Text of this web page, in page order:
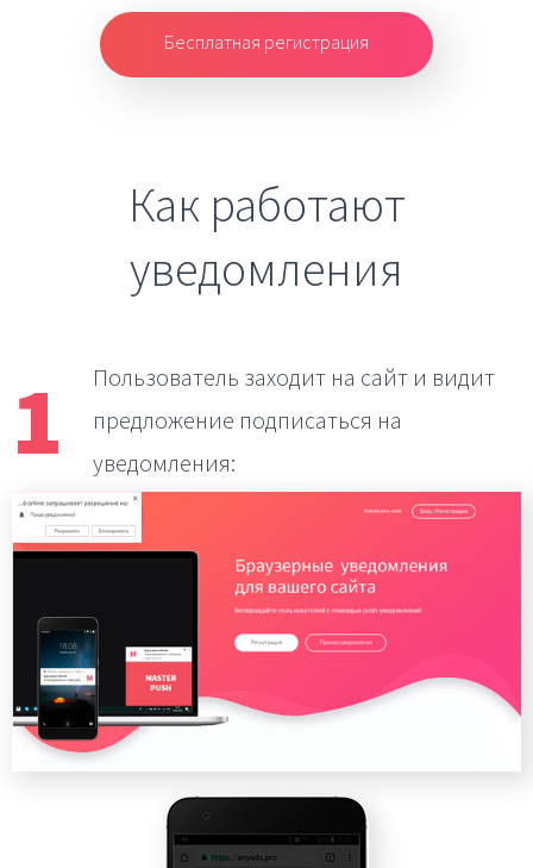
Бесплатная регистрация
Как работают
уведомления
1 Пользователь заходит на сайт и видит
предложение подписаться на
уведомления: